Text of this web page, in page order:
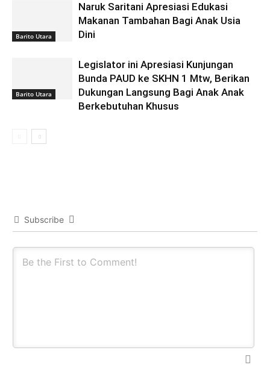
Barito Utara
Naruk Saritani Apresiasi Edukasi
Makanan Tambahan Bagi Anak Usia
Dini
Barito Utara
Legislator ini Apresiasi Kunjungan
Bunda PAUD ke SKHN 1 Mtw, Berikan
Dukungan Langsung Bagi Anak Anak
Berkebutuhan Khusus
Subscribe